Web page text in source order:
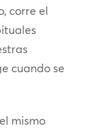
corre el
cuando se
mismo